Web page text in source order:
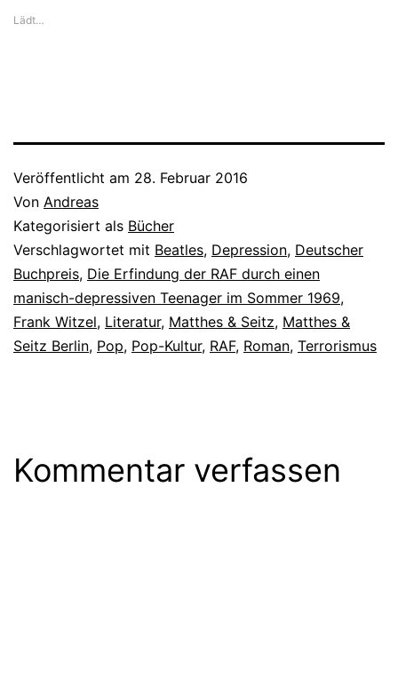
Lädt…
Veröffentlicht am 28. Februar 2016
Von Andreas
Kategorisiert als Bücher
Verschlagwortet mit Beatles, Depression, Deutscher
Buchpreis, Die Erfindung der RAF durch einen
manisch-depressiven Teenager im Sommer 1969,
Frank Witzel, Literatur, Matthes & Seitz, Matthes &
Seitz Berlin, Pop, Pop-Kultur, RAF, Roman, Terrorismus
Kommentar verfassen